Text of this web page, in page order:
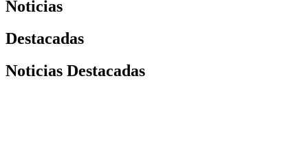
Noticias
Destacadas
Noticias Destacadas